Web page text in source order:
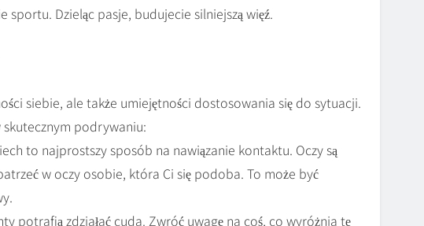
Dzieląc pasje, budujecie silniejszą więź.
siebie, ale także umiejętności dostosowania się do sytuacji.
podrywaniu:
to najprostszy sposób na nawiązanie kontaktu. Oczy są
w oczy osobie, która Ci się podoba. To może być
potrafią zdziałać cuda. Zwróć uwagę na coś, co wyróżnia tę